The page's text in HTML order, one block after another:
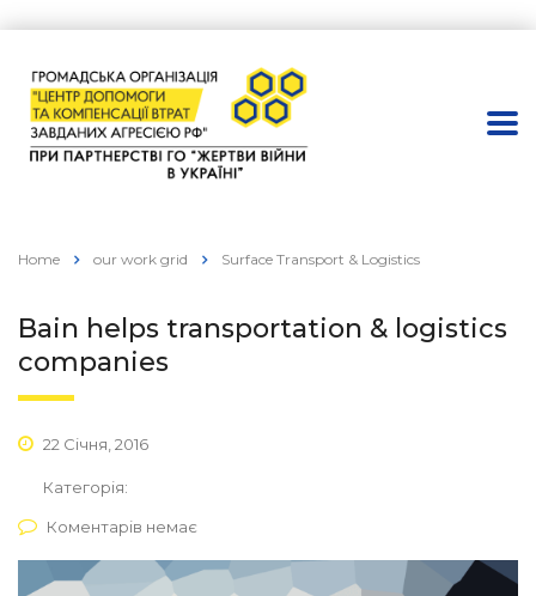
Home our work grid Surface Transport & Logistics
Bain helps transportation & logistics
companies
22 Січня, 2016
Категорія:
Коментарів немає